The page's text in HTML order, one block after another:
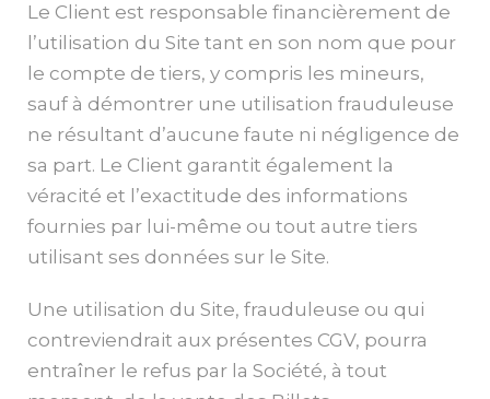
Le Client est responsable financièrement de
l’utilisation du Site tant en son nom que pour
le compte de tiers, y compris les mineurs,
sauf à démontrer une utilisation frauduleuse
ne résultant d’aucune faute ni négligence de
sa part. Le Client garantit également la
véracité et l’exactitude des informations
fournies par lui-même ou tout autre tiers
utilisant ses données sur le Site.
Une utilisation du Site, frauduleuse ou qui
contreviendrait aux présentes CGV, pourra
entraîner le refus par la Société, à tout